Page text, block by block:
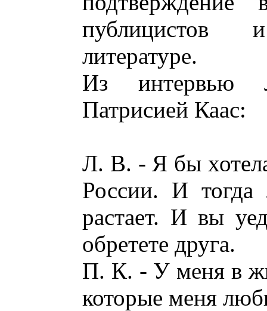
публицистов
литературе.
Из интервью
Патрисией Каас:
Л. В. - Я бы
России. И тогда
растает. И вы
обретете друга.
П. К. - У меня в
которые меня